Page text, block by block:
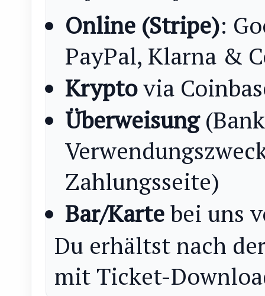
Online (Stripe):
PayPal, Klarna &
Kryptovia
Überweisung
Zahlungsseite)
Bar/Kartebei uns
Du erhältst nach
mit Ticket-